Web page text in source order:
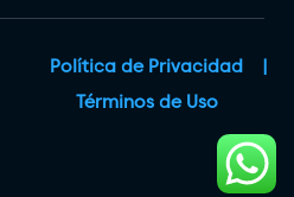
Política de Privacidad
Términos de Uso